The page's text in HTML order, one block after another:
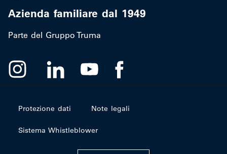
Azienda familiare dal 1949
Parte del Gruppo Truma
Protezione dati Note legali
Sistema Whistleblower